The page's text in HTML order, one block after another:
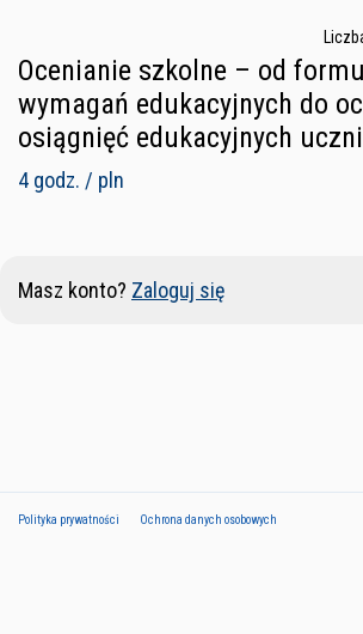
Ocenianie szkolne – od
wymagań edukacyjnych do
osiągnięć edukacyjnych
4 godz. / pln
Masz konto? Zaloguj się
Polityka prywatności Ochrona danych osobowych